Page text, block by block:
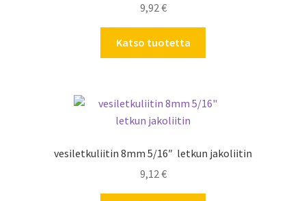
9,92€
Katso tuotetta
vesiletkuliitin 8mm 5/16″ letkun jakoliitin
9,12€